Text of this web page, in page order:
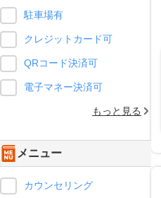
駐車場有
クレジットカード可
QRコード決済可
電子マネー決済可
もっと見る
メニュー
カウンセリング